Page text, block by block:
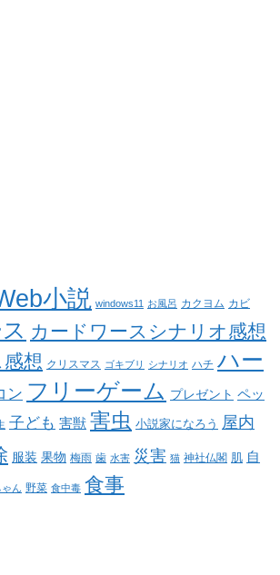
小説 windows11 お風呂 カクヨム カビ
カードワースシナリオ感想
想 クリスマス ゴキブリ シナリオ ハチ ハー
ン フリーゲーム プレゼント ペッ
子ども 害獣 害虫 小説家になろう 屋内
服装 果物 梅雨 歯 水害 災害 猫 神社仏閣 肌 自
ん 野菜 食中毒 食事